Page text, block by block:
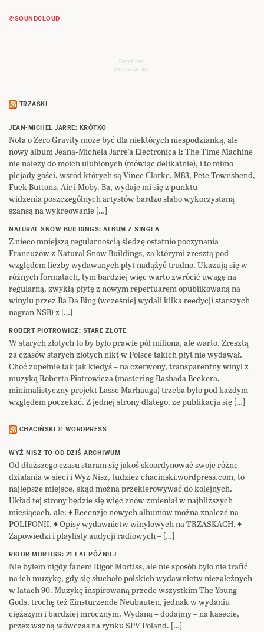
@SOUNDCLOUD
Send me
your sounds
TRZASKI
JEAN-MICHEL JARRE: KRÓTKO
Nota o Zero Gravity może być dla niektórych niespodzianką, ale
nowy album Jeana-Michela Jarre’a Electronica 1: The Time Machine
nie należy do moich ulubionych (mówiąc delikatnie), i to mimo
plejady gości, wśród których są Vince Clarke, M83, Pete Townshend,
Fuck Buttons, Air i Moby. Ba, wydaje mi się z punktu
widzenia poszczególnych artystów bardzo słabo wykorzystaną
szansą na wykreowanie […]
NATURAL SNOW BUILDINGS: ALBUM Z SINGLA
Z nieco mniejszą regularnością śledzę ostatnio poczynania
Francuzów z Natural Snow Buildings, za którymi zresztą pod
względem liczby wydawanych płyt nadążyć trudno. Ukazują się w
różnych formatach, tym bardziej więc warto zwrócić uwagę na
regularną, zwykłą płytę z nowym repertuarem opublikowaną na
winylu przez Ba Da Bing (wcześniej wydali kilka reedycji starszych
nagrań NSB) z […]
ROBERT PIOTROWICZ: STARE ZŁOTE
W starych złotych to by było prawie pół miliona, ale warto. Zresztą
za czasów starych złotych nikt w Polsce takich płyt nie wydawał.
Choć zupełnie tak jak kiedyś – na czerwony, transparentny winyl z
muzyką Roberta Piotrowicza (mastering Rashada Beckera,
minimalistyczny projekt Lasse Marhauga) trzeba było pod każdym
względem poczekać. Z jednej strony dlatego, że publikacja się […]
CHACIŃSKI @ WORDPRESS
WYŻ NISZ TO OD DZIŚ ARCHIWUM
Od dłuższego czasu staram się jakoś skoordynować swoje różne
działania w sieci i Wyż Nisz, tudzież chacinski.wordpress.com, to
najlepsze miejsce, skąd można przekierowywać do kolejnych.
Układ tej strony będzie się więc znów zmieniał w najbliższych
miesiącach, ale: ♦ Recenzje nowych albumów można znaleźć na
POLIFONII. ♦ Opisy wydawnictw winylowych na TRZASKACH. ♦
Zapowiedzi i playlisty audycji radiowych – […]
RIGOR MORTISS: 21 LAT PÓŹNIEJ
Nie byłem nigdy fanem Rigor Mortiss, ale nie sposób było nie trafić
na ich muzykę, gdy się słuchało polskich wydawnictw niezależnych
w latach 90. Muzykę inspirowaną przede wszystkim The Young
Gods, trochę też Einsturzende Neubauten, jednak w wydaniu
cięższym i bardziej mrocznym. Wydaną – dodajmy – na kasecie,
przez ważną wówczas na rynku SPV Poland. […]